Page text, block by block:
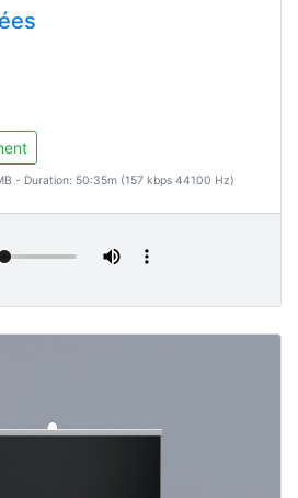
- Duration: 50:35m (157 kbps 44100 Hz)